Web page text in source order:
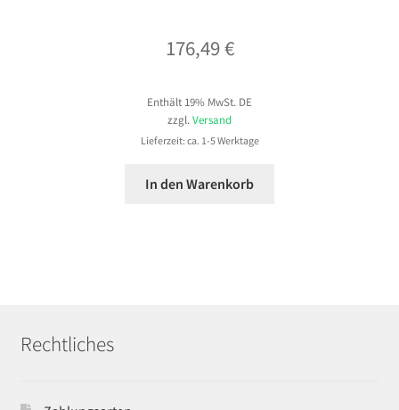
176,49€
Enthält 19% MwSt. DE
zzgl. Versand
Lieferzeit: ca. 1-5 Werktage
In den Warenkorb
Rechtliches